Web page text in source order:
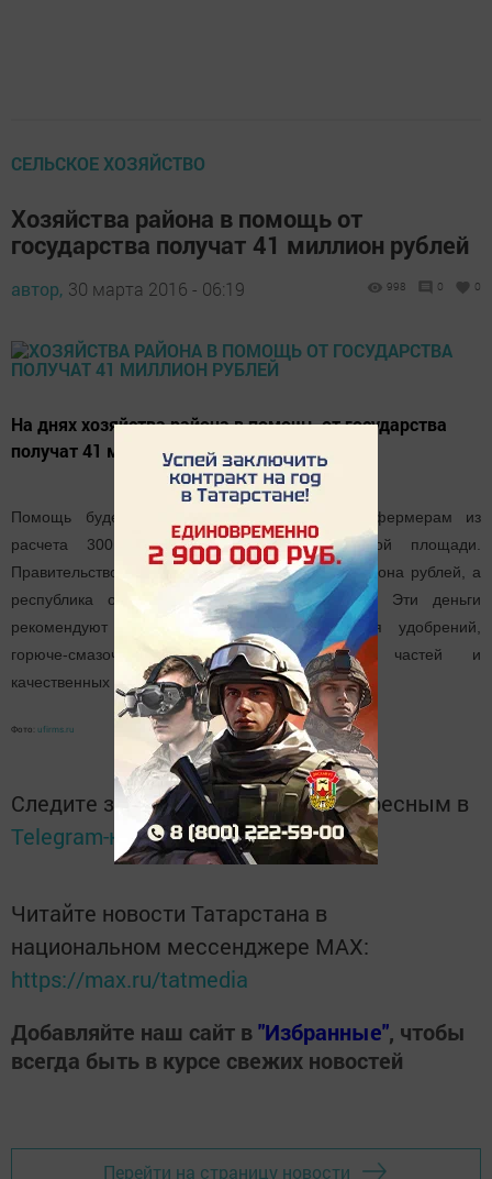
CЕЛЬСКОЕ ХОЗЯЙСТВО
Хозяйства района в помощь от
государства получат 41 миллион рублей
автор, 30 марта 2016 - 06:19 998 0 0
На днях хозяйства района в помощь от государства
получат 41 миллион рублей.
Помощь будет представлена хозяйствам и фермерам из
расчета 300 руб за один гектар посевной площади.
Правительство России выделит району 23 миллиона рублей, а
республика остальные 18 миллионов рублей. Эти деньги
рекомендуют использовать для приобретения удобрений,
горюче-смазочных материалов, запасных частей и
качественных семян.
Фото: ufirms.ru
Следите за самым важным и интересным в
Telegram-канале Татмедиа
Читайте новости Татарстана в
национальном мессенджере MАХ:
https://max.ru/tatmedia
Добавляйте наш сайт в"Избранные", чтобы
всегда быть в курсе свежих новостей
Перейти на страницу новости